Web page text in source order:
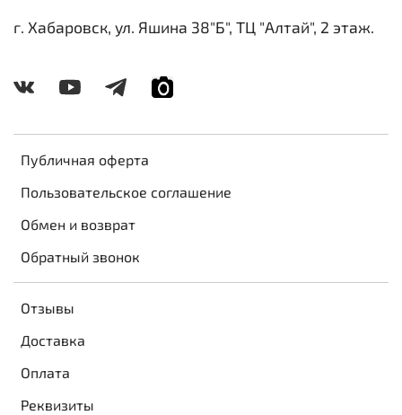
Публичная оферта
Пользовательское соглашение
Обмен и возврат
Обратный звонок
Отзывы
Доставка
Оплата
Реквизиты
г. Хабаровск, ул. Яшина 38"Б", ТЦ "Алтай", 2 этаж.